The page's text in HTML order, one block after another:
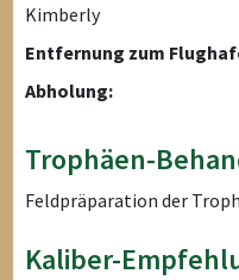
Kimberly
Entfernung zum
Abholung:
Trophäen-
Feldpräparation der
Kaliber-